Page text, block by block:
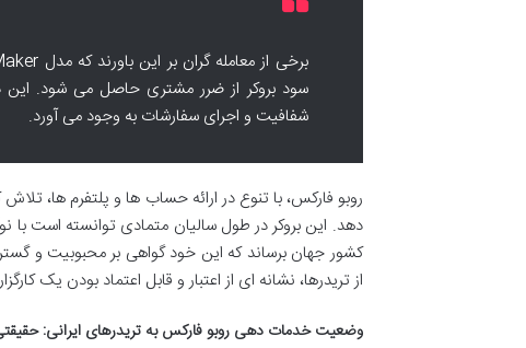
سود بروکر از ضرر مشتری حاصل می شود.
شفافیت و اجرای سفارشات به وجود می آورد.
روبو فارکس، با تنوع در ارائه حساب ها و پلتفرم ها،
کشور جهان برساند که این خود گواهی بر محبوبیت و
از تریدرها، نشانه ای از اعتبار و قابل اعتماد بودن یک
وضعیت خدمات دهی روبو فارکس به تریدرهای ایرانی: